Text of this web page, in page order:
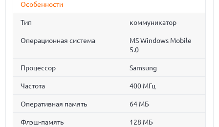
Особенности
Тип коммуникатор
Операционная система
MS Windows Mobile
5.0
Процессор Samsung
Частота 400 МГц
Оперативная память 64 МБ
Флэш-память 128 МБ